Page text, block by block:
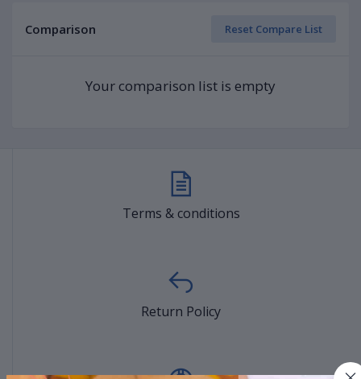
Comparison Reset Compare List
Your comparison list is empty
Terms & conditions
Return Policy